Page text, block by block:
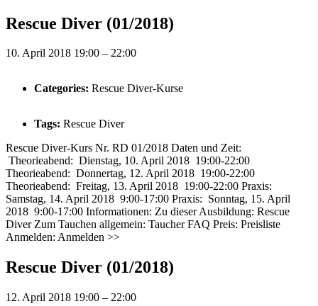
Rescue Diver (01/2018)
10. April 2018 19:00 – 22:00
Categories: Rescue Diver-Kurse
Tags: Rescue Diver
Rescue Diver-Kurs Nr. RD 01/2018 Daten und Zeit:
Theorieabend: Dienstag, 10. April 2018 19:00-22:00
Theorieabend: Donnertag, 12. April 2018 19:00-22:00
Theorieabend: Freitag, 13. April 2018 19:00-22:00 Praxis:
Samstag, 14. April 2018 9:00-17:00 Praxis: Sonntag, 15. April
2018 9:00-17:00 Informationen: Zu dieser Ausbildung: Rescue
Diver Zum Tauchen allgemein: Taucher FAQ Preis: Preisliste
Anmelden: Anmelden >>
Rescue Diver (01/2018)
12. April 2018 19:00 – 22:00